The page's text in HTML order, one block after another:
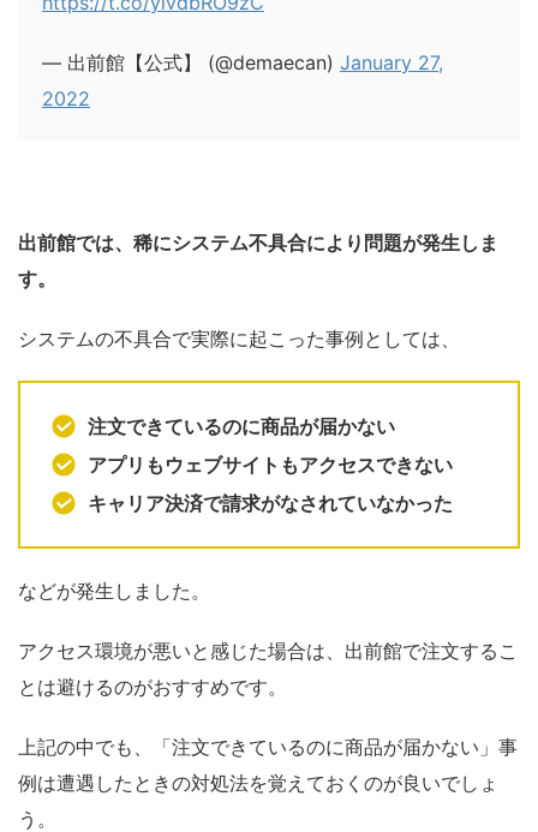
— 出前館【公式】 (@demaecan) January 27,
2022
出前館では、稀にシステム不具合により問題が発生しま
す。
システムの不具合で実際に起こった事例としては、
注文できているのに商品が届かない
アプリもウェブサイトもアクセスできない
キャリア決済で請求がなされていなかった
などが発生しました。
アクセス環境が悪いと感じた場合は、出前館で注文するこ
とは避けるのがおすすめです。
上記の中でも、「注文できているのに商品が届かない」事
例は遭遇したときの対処法を覚えておくのが良いでしょ
う。